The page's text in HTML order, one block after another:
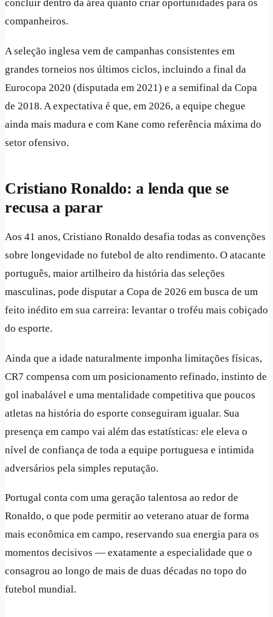
concluir dentro da área quanto criar oportunidades para os
companheiros.
A seleção inglesa vem de campanhas consistentes em
grandes torneios nos últimos ciclos, incluindo a final da
Eurocopa 2020 (disputada em 2021) e a semifinal da Copa
de 2018. A expectativa é que, em 2026, a equipe chegue
ainda mais madura e com Kane como referência máxima do
setor ofensivo.
Cristiano Ronaldo: a lenda que se
recusa a parar
Aos 41 anos, Cristiano Ronaldo desafia todas as convenções
sobre longevidade no futebol de alto rendimento. O atacante
português, maior artilheiro da história das seleções
masculinas, pode disputar a Copa de 2026 em busca de um
feito inédito em sua carreira: levantar o troféu mais cobiçado
do esporte.
Ainda que a idade naturalmente imponha limitações físicas,
CR7 compensa com um posicionamento refinado, instinto de
gol inabalável e uma mentalidade competitiva que poucos
atletas na história do esporte conseguiram igualar. Sua
presença em campo vai além das estatísticas: ele eleva o
nível de confiança de toda a equipe portuguesa e intimida
adversários pela simples reputação.
Portugal conta com uma geração talentosa ao redor de
Ronaldo, o que pode permitir ao veterano atuar de forma
mais econômica em campo, reservando sua energia para os
momentos decisivos — exatamente a especialidade que o
consagrou ao longo de mais de duas décadas no topo do
futebol mundial.